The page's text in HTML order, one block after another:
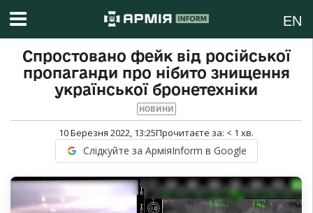
EN
Спростовано фейк від російської
пропаганди про нібито знищення
української бронетехніки
НОВИНИ
10 Березня 2022, 13:25Прочитаєте за: < 1 хв.
Слідкуйте за АрміяInform в Google